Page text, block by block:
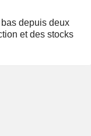
depuis deux
et des stocks